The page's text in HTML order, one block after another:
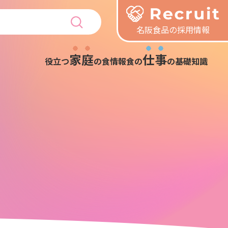
役立つ家庭の食情報食の仕事の基礎知識
名阪食品の採用情報